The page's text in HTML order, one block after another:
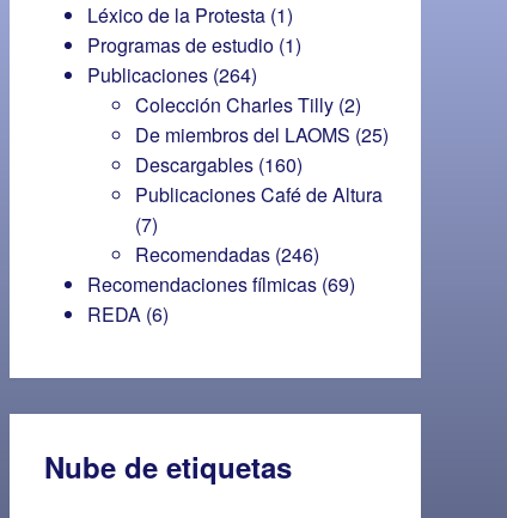
Léxico de la Protesta (1)
Programas de estudio (1)
Publicaciones (264)
Colección Charles Tilly (2)
De miembros del LAOMS (25)
Descargables (160)
Publicaciones Café de Altura
(7)
Recomendadas (246)
Recomendaciones fílmicas (69)
REDA (6)
Nube de etiquetas